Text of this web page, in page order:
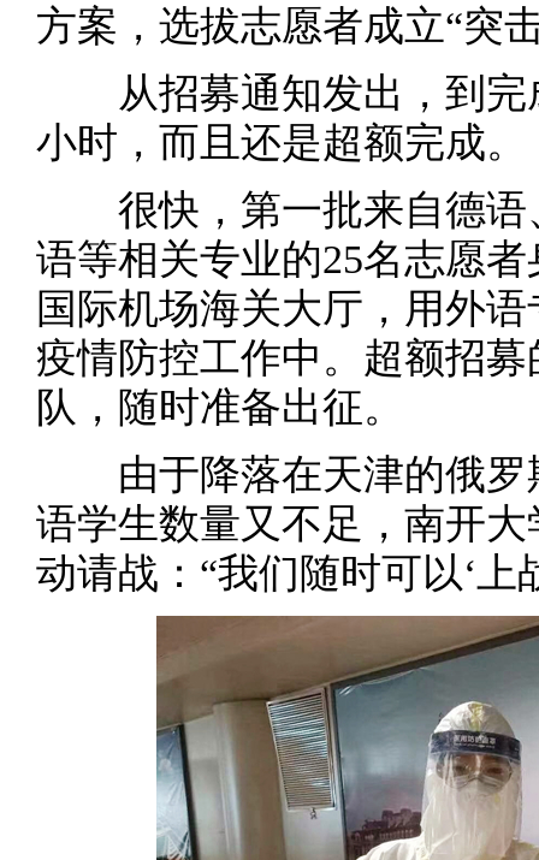
方案，选拔志愿者成立“突
从招募通知发出，到完
小时，而且还是超额完成。
很快，第一批来自德语
语等相关专业的25名志愿
国际机场海关大厅，用外
疫情防控工作中。超额招
队，随时准备出征。
由于降落在天津的俄罗
语学生数量又不足，南开
动请战：“我们随时可以‘上